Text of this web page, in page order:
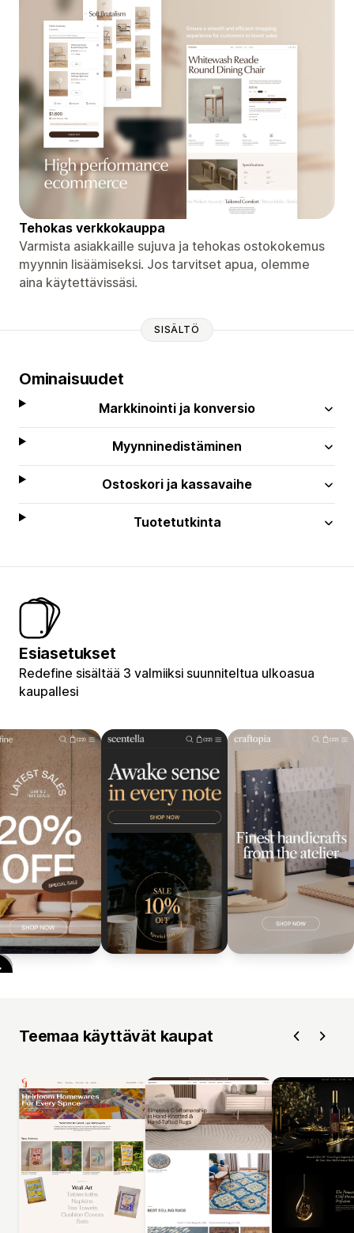
Tehokas verkkokauppa
Varmista asiakkaille sujuva ja tehokas ostokokemus
myynnin lisäämiseksi. Jos tarvitset apua, olemme
aina käytettävissäsi.
SISÄLTÖ
Ominaisuudet
Markkinointi ja konversio
Myynninedistäminen
Ostoskori ja kassavaihe
Tuotetutkinta
Esiasetukset
Redefine sisältää 3 valmiiksi suunniteltua ulkoasua
kaupallesi
Teemaa käyttävät kaupat